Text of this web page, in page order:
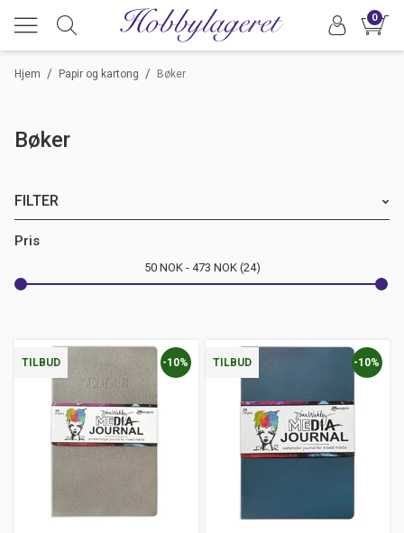
0
/
Hjem /
Papir og kartong Bøker
Bøker
FILTER
Merke
Farge
Pris
50 NOK 473 NOK 24
TILBUD -10% TILBUD -10%